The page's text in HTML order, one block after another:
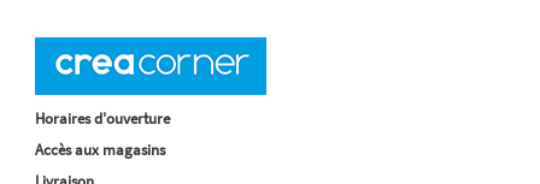
Horaires d'ouverture
Accès aux magasins